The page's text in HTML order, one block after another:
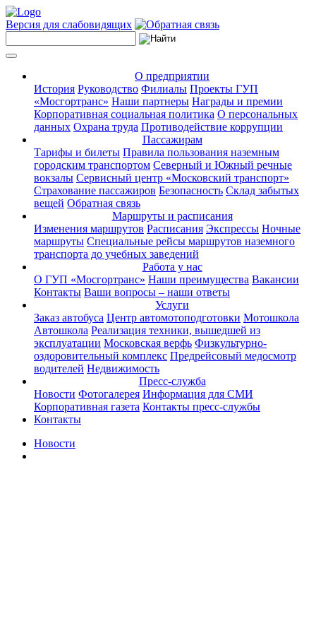
Версия для слабовидящих
О предприятии
История Руководство Филиалы Проекты ГУП
«Мосгортранс» Наши партнеры Награды и премии
Корпоративная социальная политика О персональных
данных Охрана труда Противодействие коррупции
Пассажирам
Тарифы и билеты Правила пользования наземным
городским транспортом Северный и Южный речные
вокзалы Сервисный центр «Московский транспорт»
Страхование пассажиров Безопасность Склад забытых
вещей Обратная связь
Маршруты и расписания
Изменения маршрутов Расписания Экспрессы Ночные
маршруты Специальные рейсы маршрутов наземного
транспорта до учебных заведений
Работа у нас
О ГУП «Мосгортранс» Наши преимущества Вакансии
Контакты Ваши вопросы – наши ответы
Услуги
Заказ автобуса Центр автомотоподготовки Мотошкола
Автошкола Реализация техники, вышедшей из
эксплуатации Московская верфь Физкультурно-
оздоровительный комплекс Предрейсовый медосмотр
водителей Недвижимость
Пресс-служба
Новости Фотогалерея Информация для СМИ
Корпоративная газета Контакты пресс-службы
Контакты
Новости